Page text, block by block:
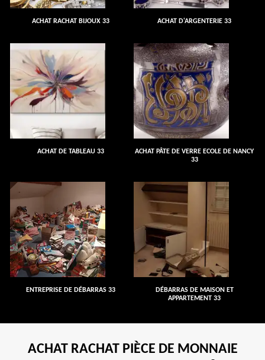
ACHAT RACHAT BIJOUX 33 ACHAT D'ARGENTERIE 33
ACHAT DE TABLEAU 33
ACHAT PÂTE DE VERRE ECOLE DE NANCY
33
ENTREPRISE DE DÉBARRAS 33
DÉBARRAS DE MAISON ET
APPARTEMENT 33
ACHAT RACHAT PIÈCE DE MONNAIE